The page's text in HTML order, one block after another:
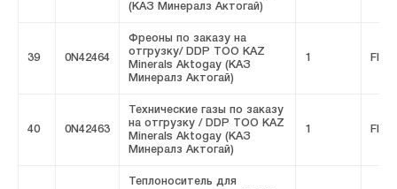
(КАЗ Минералз Актогай)
39 0N42464
Фреоны по заказу на
отгрузку/ DDP ТОО KAZ
Minerals Aktogay (КАЗ
Минералз Актогай)
1 FIVE
40 0N42463
Технические газы по заказу
на отгрузку / DDP ТОО KAZ
Minerals Aktogay (КАЗ
Минералз Актогай)
1 FIVE
Теплоноситель для